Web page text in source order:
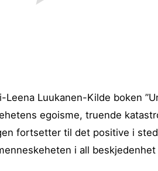
Leena Luukanen-Kilde boken
egoisme, truende
fortsetter til det positive i
i all